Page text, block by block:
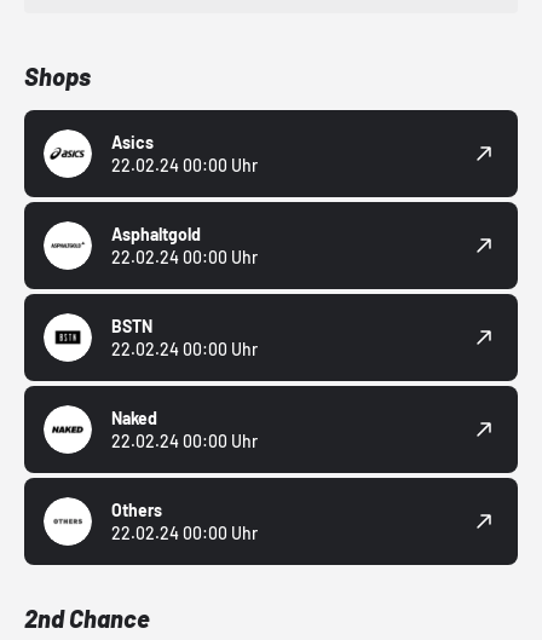
Shops
Asics
22.02.24 00:00 Uhr
Asphaltgold
22.02.24 00:00 Uhr
BSTN
22.02.24 00:00 Uhr
Naked
22.02.24 00:00 Uhr
Others
22.02.24 00:00 Uhr
2nd Chance